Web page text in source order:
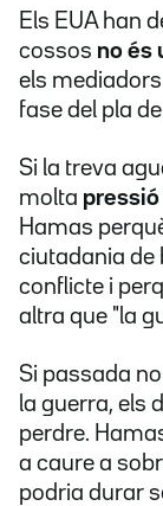
Els EUA han
cossos no és
els
fase del pla
Si la treva
molta
Hamas
ciutadania de
conflicte i
altra que "la
Si passada
la guerra, els
perdre.
a caure a
podria durar